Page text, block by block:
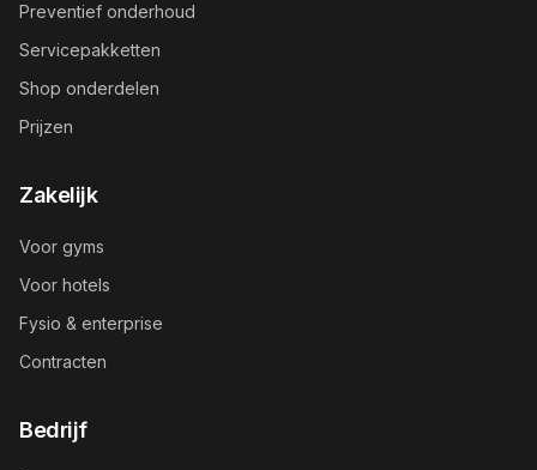
Preventief onderhoud
Servicepakketten
Shop onderdelen
Prijzen
Zakelijk
Voor gyms
Voor hotels
Fysio & enterprise
Contracten
Bedrijf